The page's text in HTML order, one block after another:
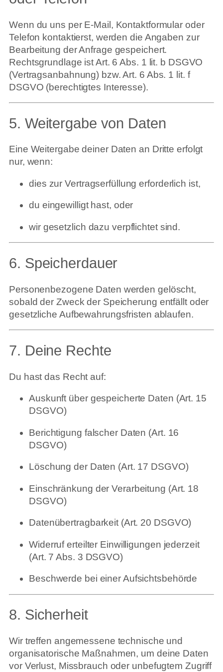
Wenn du uns per E-Mail, Kontaktformular oder
Telefon kontaktierst, werden die Angaben zur
Bearbeitung der Anfrage gespeichert.
Rechtsgrundlage ist Art. 6 Abs. 1 lit. b DSGVO
(Vertragsanbahnung) bzw. Art. 6 Abs. 1 lit. f
DSGVO (berechtigtes Interesse).
5. Weitergabe von Daten
Eine Weitergabe deiner Daten an Dritte erfolgt
nur, wenn:
dies zur Vertragserfüllung erforderlich ist,
du eingewilligt hast, oder
wir gesetzlich dazu verpflichtet sind.
6. Speicherdauer
Personenbezogene Daten werden gelöscht,
sobald der Zweck der Speicherung entfällt oder
gesetzliche Aufbewahrungsfristen ablaufen.
7. Deine Rechte
Du hast das Recht auf:
Auskunft über gespeicherte Daten (Art. 15
DSGVO)
Berichtigung falscher Daten (Art. 16
DSGVO)
Löschung der Daten (Art. 17 DSGVO)
Einschränkung der Verarbeitung (Art. 18
DSGVO)
Datenübertragbarkeit (Art. 20 DSGVO)
Widerruf erteilter Einwilligungen jederzeit
(Art. 7 Abs. 3 DSGVO)
Beschwerde bei einer Aufsichtsbehörde
8. Sicherheit
Wir treffen angemessene technische und
organisatorische Maßnahmen, um deine Daten
vor Verlust, Missbrauch oder unbefugtem Zugriff